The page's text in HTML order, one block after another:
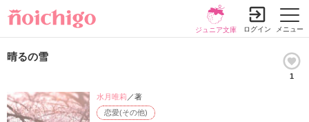
メニュー
ジュニア文庫 ログイン
晴るの雪
1
恋愛(その他)
水月唯莉 ／著